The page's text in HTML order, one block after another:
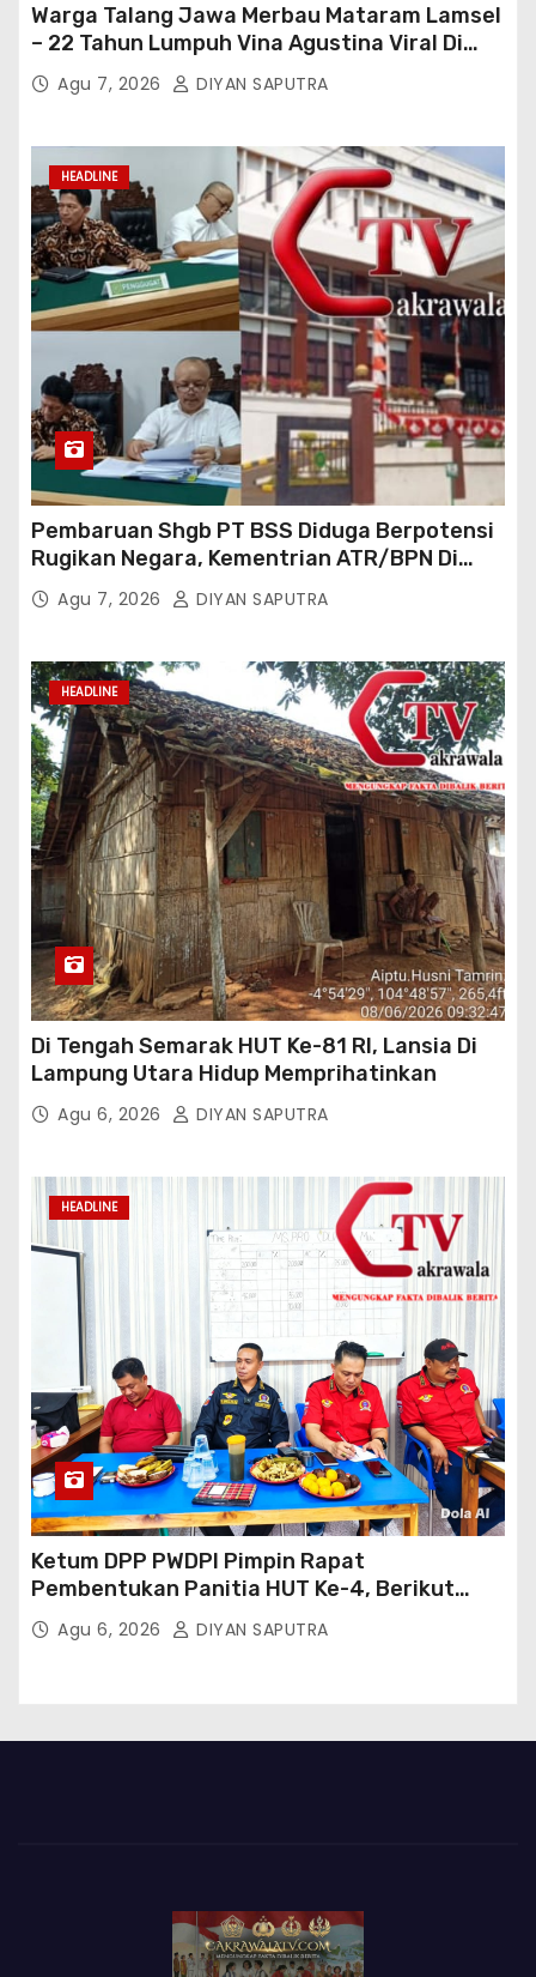
Warga Talang Jawa Merbau Mataram Lamsel
– 22 Tahun Lumpuh Vina Agustina Viral Di
Tiktok Inginkan Kursi Roda Listrik, Kepala
Perwakilan Provinsi Lampung Media
Bertindak
Agu 7, 2026 DIYAN SAPUTRA
HEADLINE
Pembaruan Shgb PT BSS Diduga Berpotensi
Rugikan Negara, Kementrian ATR/BPN Di
Gugat Di PTUN Jakarta
Agu 7, 2026 DIYAN SAPUTRA
HEADLINE
Di Tengah Semarak HUT Ke-81 RI, Lansia Di
Lampung Utara Hidup Memprihatinkan
Agu 6, 2026 DIYAN SAPUTRA
HEADLINE
Ketum DPP PWDPI Pimpin Rapat
Pembentukan Panitia HUT Ke-4, Berikut
Susunan Dan Rangkaian Kegiatannya
Agu 6, 2026 DIYAN SAPUTRA